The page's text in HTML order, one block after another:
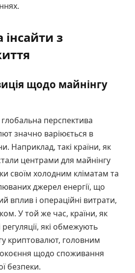
з
щодо майнінгу
перспектива
значно варіюється в
Наприклад, такі країни, як
центрами для майнінгу
своїм холодним кліматам та
джерел енергії, що
вплив і операційні витрати,
У той же час, країни, як
які обмежують
криптовалют, головним
щодо споживання
безпеки.